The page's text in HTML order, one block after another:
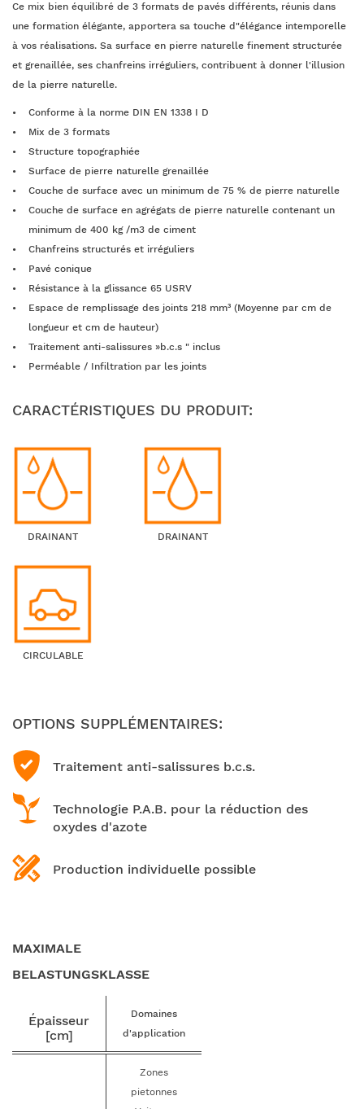
Ce mix bien équilibré de 3 formats de pavés différents, réunis dans
une formation élégante, apportera sa touche d"élégance intemporelle
à vos réalisations. Sa surface en pierre naturelle finement structurée
et grenaillée, ses chanfreins irréguliers, contribuent à donner l'illusion
de la pierre naturelle.
Conforme à la norme DIN EN 1338 I D
Mix de 3 formats
Structure topographiée
Surface de pierre naturelle grenaillée
Couche de surface avec un minimum de 75 % de pierre naturelle
Couche de surface en agrégats de pierre naturelle contenant un
minimum de 400 kg /m3 de ciment
Chanfreins structurés et irréguliers
Pavé conique
Résistance à la glissance 65 USRV
Espace de remplissage des joints 218 mm³ (Moyenne par cm de
longueur et cm de hauteur)
Traitement anti-salissures »b.c.s " inclus
Perméable / Infiltration par les joints
CARACTÉRISTIQUES DU PRODUIT:
DRAINANT DRAINANT
CIRCULABLE
OPTIONS SUPPLÉMENTAIRES:
Traitement anti-salissures b.c.s.
Technologie P.A.B. pour la réduction des
oxydes d'azote
Production individuelle possible
MAXIMALE
BELASTUNGSKLASSE
Épaisseur
[cm]
Domaines
d'application
Zones
pietonnes